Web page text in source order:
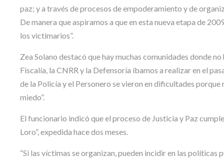
paz; y a través de procesos de empoderamiento y de
De manera que aspiramos a que en esta nueva etapa de
los victimarios”.
Zea Solano destacó que hay muchas comunidades donde
Fiscalía, la CNRR y la Defensoría íbamos a realizar en el
de la Policía y el Personero se vieron en dificultades
miedo”.
El funcionario indicó que el proceso de Justicia y Paz
Loro”, expedida hace dos meses.
“Si las víctimas se organizan, pueden incidir en las políticas